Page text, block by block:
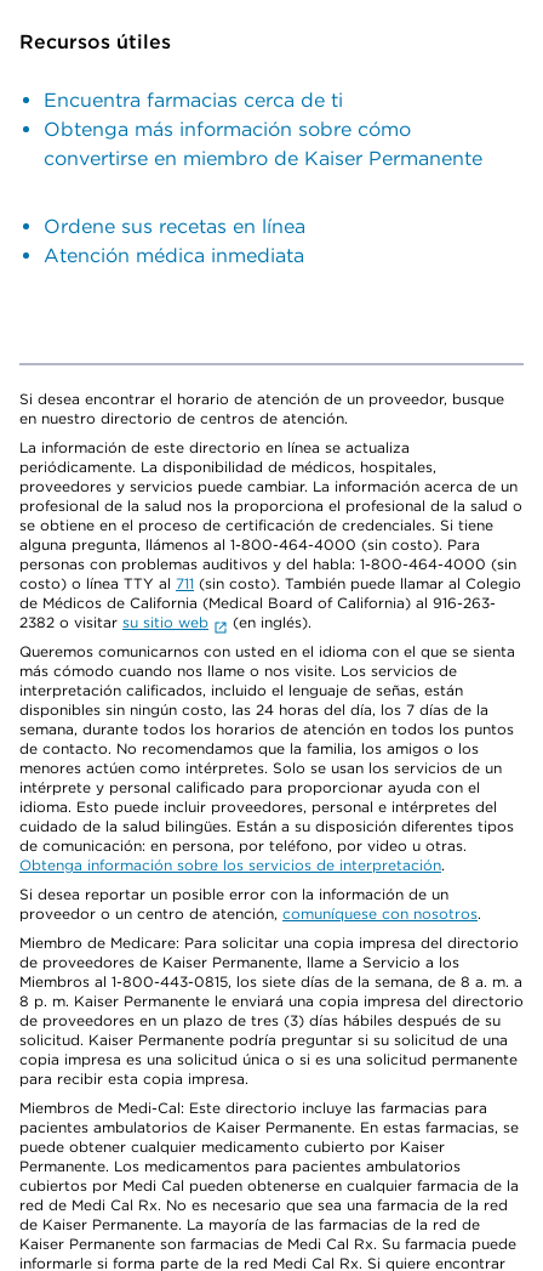
Recursos útiles
Encuentra farmacias cerca de ti
Obtenga más información sobre cómo
convertirse en miembro de Kaiser Permanente
Ordene sus recetas en línea
Atención médica inmediata
Si desea encontrar el horario de atención de un proveedor, busque
en nuestro directorio de centros de atención.
La información de este directorio en línea se actualiza
periódicamente. La disponibilidad de médicos, hospitales,
proveedores y servicios puede cambiar. La información acerca de un
profesional de la salud nos la proporciona el profesional de la salud o
se obtiene en el proceso de certificación de credenciales. Si tiene
alguna pregunta, llámenos al 1-800-464-4000 (sin costo). Para
personas con problemas auditivos y del habla: 1-800-464-4000 (sin
costo) o línea TTY al 711 (sin costo). También puede llamar al Colegio
de Médicos de California (Medical Board of California) al 916-263-
2382 o visitar su sitio web
(en inglés).
Queremos comunicarnos con usted en el idioma con el que se sienta
más cómodo cuando nos llame o nos visite. Los servicios de
interpretación calificados, incluido el lenguaje de señas, están
disponibles sin ningún costo, las 24 horas del día, los 7 días de la
semana, durante todos los horarios de atención en todos los puntos
de contacto. No recomendamos que la familia, los amigos o los
menores actúen como intérpretes. Solo se usan los servicios de un
intérprete y personal calificado para proporcionar ayuda con el
idioma. Esto puede incluir proveedores, personal e intérpretes del
cuidado de la salud bilingües. Están a su disposición diferentes tipos
de comunicación: en persona, por teléfono, por video u otras.
Obtenga información sobre los servicios de interpretación.
Si desea reportar un posible error con la información de un
proveedor o un centro de atención, comuníquese con nosotros.
Miembro de Medicare: Para solicitar una copia impresa del directorio
de proveedores de Kaiser Permanente, llame a Servicio a los
Miembros al 1-800-443-0815, los siete días de la semana, de 8 a. m. a
8 p. m. Kaiser Permanente le enviará una copia impresa del directorio
de proveedores en un plazo de tres (3) días hábiles después de su
solicitud. Kaiser Permanente podría preguntar si su solicitud de una
copia impresa es una solicitud única o si es una solicitud permanente
para recibir esta copia impresa.
Miembros de Medi-Cal: Este directorio incluye las farmacias para
pacientes ambulatorios de Kaiser Permanente. En estas farmacias, se
puede obtener cualquier medicamento cubierto por Kaiser
Permanente. Los medicamentos para pacientes ambulatorios
cubiertos por Medi Cal pueden obtenerse en cualquier farmacia de la
red de Medi Cal Rx. No es necesario que sea una farmacia de la red
de Kaiser Permanente. La mayoría de las farmacias de la red de
Kaiser Permanente son farmacias de Medi Cal Rx. Su farmacia puede
informarle si forma parte de la red Medi Cal Rx. Si quiere encontrar